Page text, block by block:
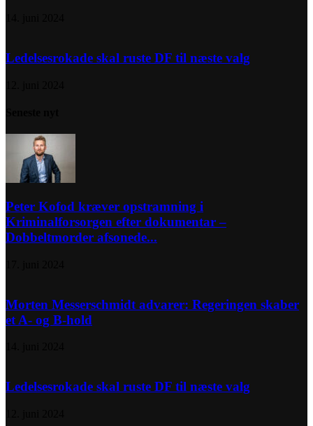
Ledelsesrokade skal ruste DF til næste valg
Peter Kofod kræver opstramning i
Kriminalforsorgen efter dokumentar –
Dobbeltmorder afsonede...
Morten Messerschmidt advarer: Regeringen skaber
et A- og B-hold
Ledelsesrokade skal ruste DF til næste valg